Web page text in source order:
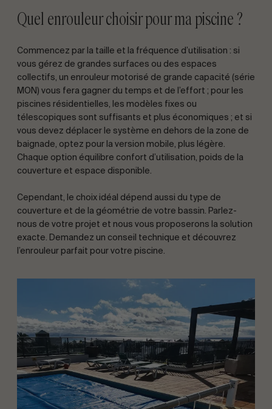
Quel enrouleur choisir pour ma piscine ?
Commencez par la taille et la fréquence d’utilisation : si
vous gérez de grandes surfaces ou des espaces
collectifs, un enrouleur motorisé de grande capacité (série
MON) vous fera gagner du temps et de l’effort ; pour les
piscines résidentielles, les modèles fixes ou
télescopiques sont suffisants et plus économiques ; et si
vous devez déplacer le système en dehors de la zone de
baignade, optez pour la version mobile, plus légère.
Chaque option équilibre confort d’utilisation, poids de la
couverture et espace disponible.
Cependant, le choix idéal dépend aussi du type de
couverture et de la géométrie de votre bassin. Parlez-
nous de votre projet et nous vous proposerons la solution
exacte. Demandez un conseil technique et découvrez
l’enrouleur parfait pour votre piscine.